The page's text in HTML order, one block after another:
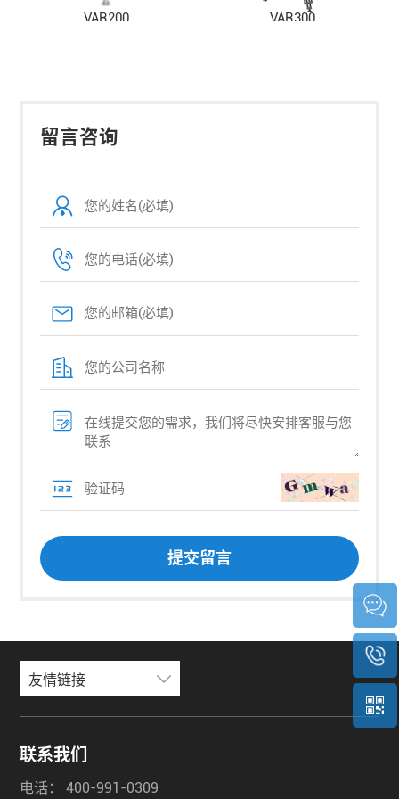
VAR200 VAR300
留言咨询
友情链接
联系我们
电话： 400-991-0309